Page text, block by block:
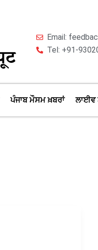
Email:
Tel: +91-
ਪੰਜਾਬ ਮੌਸਮ ਖ਼ਬਰਾਂ ਲਾਈਵ